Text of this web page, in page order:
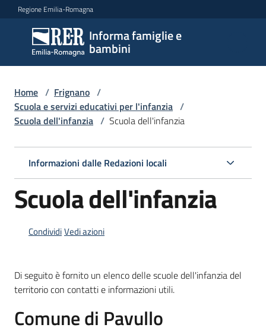
Vai al contenuto
Vai alla navigazione
Vai al footer
Regione Emilia-Romagna
Informa famiglie e
bambini
Informa
famiglie
e
bambini
locali
Home / Frignano /
Scuola e servizi educativi per l'infanzia /
Scuola dell'infanzia / Scuola dell'infanzia
Informazioni dalle Redazioni locali
Scuola dell'infanzia
CondividiVedi azioni
Di seguito è fornito un elenco delle scuole dell'infanzia del
territorio con contatti e informazioni utili.
Comune di Pavullo